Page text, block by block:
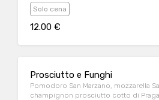
Solo cena
12.00 €
Prosciutto e Funghi
Pomodoro San Marzano, mozzarella
champignon prosciutto cotto di Praga